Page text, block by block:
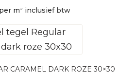
per m² inclusief btw
CARAMEL DARK ROZE 30×30